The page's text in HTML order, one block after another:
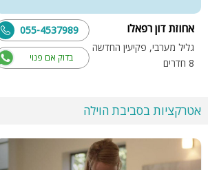
אחוזת דון רפאלו
גליל מערבי, פקיעין החדשה
8 חדרים
בדוק אם פנוי
055-4537989
אטרקציות בסביבת הוילה